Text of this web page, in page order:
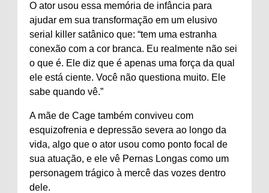
O ator usou essa memória de infância para
ajudar em sua transformação em um elusivo
serial killer satânico que: “tem uma estranha
conexão com a cor branca. Eu realmente não sei
o que é. Ele diz que é apenas uma força da qual
ele está ciente. Você não questiona muito. Ele
sabe quando vê.”
A mãe de Cage também conviveu com
esquizofrenia e depressão severa ao longo da
vida, algo que o ator usou como ponto focal de
sua atuação, e ele vê Pernas Longas como um
personagem trágico à mercê das vozes dentro
dele.